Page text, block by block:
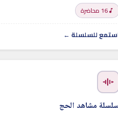
16 محاضرة
للسلسلة ←
مشاهد الحج